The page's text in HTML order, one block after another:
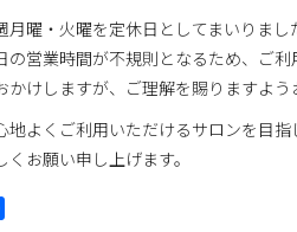
曜・火曜を定休日としてまいりまし
の営業時間が不規則となるため、ご
かけしますが、ご理解を賜りますよう
よくご利用いただけるサロンを目指
お願い申し上げます。